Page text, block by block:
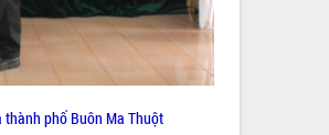
thành phố Buôn Ma Thuột